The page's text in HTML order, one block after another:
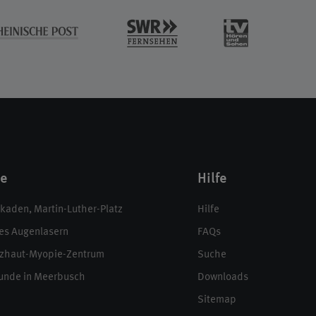
Martin-Luther-Platz
Augenlasern
Myopie-Zentrum
in Meerbusch
Hilfe
Hilfe
FAQs
Suche
Downloads
Sitemap